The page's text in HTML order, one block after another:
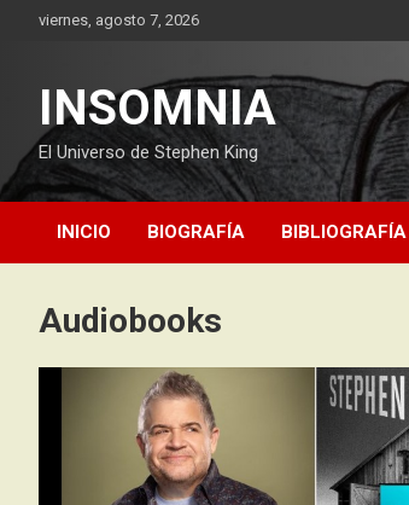
viernes, agosto 7, 2026
INSOMNIA
El Universo de Stephen King
INICIO BIOGRAFÍA BIBLIOGRAFÍA
Audiobooks